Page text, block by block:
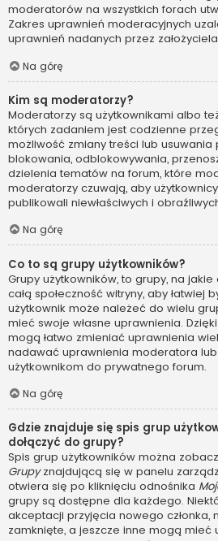
moderatorów na wszystkich forach
Zakres uprawnień moderacyjnych
uprawnień nadanych przez
Na górę
Kim są moderatorzy?
Moderatorzy są użytkownikami albo
których zadaniem jest codzienne
możliwość zmiany treści lub usuwania
blokowania, odblokowywania,
dzielenia tematów na forum, które
moderatorzy czuwają, aby
publikowali niewłaściwych i
Na górę
Co to są grupy użytkowników?
Grupy użytkowników, to grupy, na
całą społeczność witryny, aby łatwiej
użytkownik może należeć do wielu
mieć swoje własne uprawnienia.
mogą łatwo zmieniać uprawnienia
nadawać uprawnienia moderatora
użytkownikom do prywatnego forum.
Na górę
Gdzie znajduje się spis grup
dołączyć do grupy?
Spis grup użytkowników można
Grupyznajdującą się w panelu
otwiera się po kliknięciu odnośnika
grupy są dostępne dla każdego.
akceptacji przyjęcia nowego członka,
zamknięte, a jeszcze inne mogą mieć